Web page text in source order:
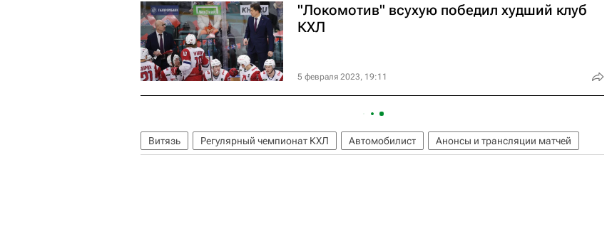
"Локомотив" всухую победил худший клуб
КХЛ
5 февраля 2023, 19:11
Витязь Регулярный чемпионат КХЛ Автомобилист Анонсы и трансляции матчей